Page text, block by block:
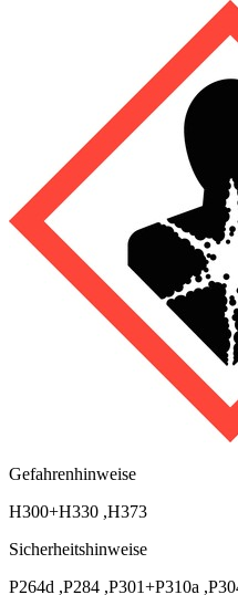
Gefahrenhinweise
H300+H330 ,H373
Sicherheitshinweise
P264d ,P284 ,P301+P310a ,